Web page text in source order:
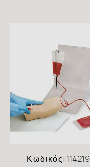
Κωδικός: 114219